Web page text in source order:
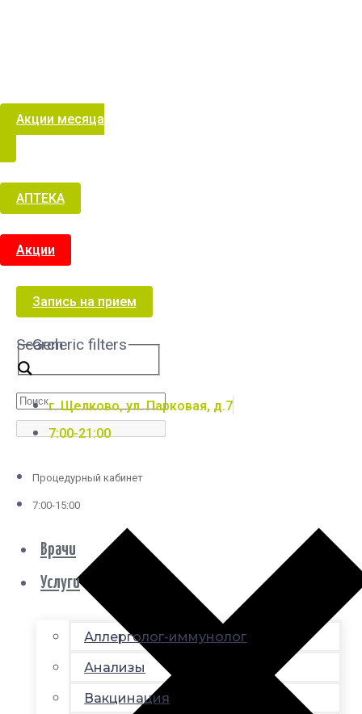
Акции месяца
АПТЕКА
Акции
Запись на прием
Search
Generic filters
г. Щелково, ул. Парковая, д.7
7:00-21:00
Процедурный кабинет
7:00-15:00
Врачи
Услуги
Аллерголог-иммунолог
Анализы
Вакцинация